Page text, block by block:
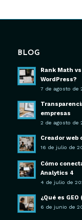
BLOG
Rank Math
WordPress?
7 de agosto de
empresas
2 de agosto de
Creador web
16 de julio de
Cómo
Analytics 4
4 de julio de
¿Qué es
6 de junio de